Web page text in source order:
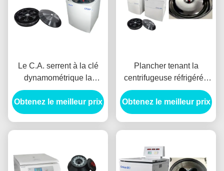
Le C.A. serrent à la clé
dynamométrique la
centrifugeuse 6000ml de
position de plancher de
microprocesseur de
Obtenez le meilleur prix
Plancher tenant la
centrifugeuse réfrigérée
de grand volumn
Obtenez le meilleur prix